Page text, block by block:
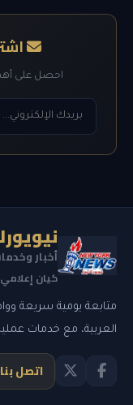
احصل على أهم
أخبار
كيان إعلامي
متابعة يومية سريعة
العربية، مع خدمات
اتصل بنا